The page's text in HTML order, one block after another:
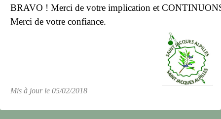
BRAVO ! Merci de votre implication et
Merci de votre confiance.
Mis à jour le 05/02/2018